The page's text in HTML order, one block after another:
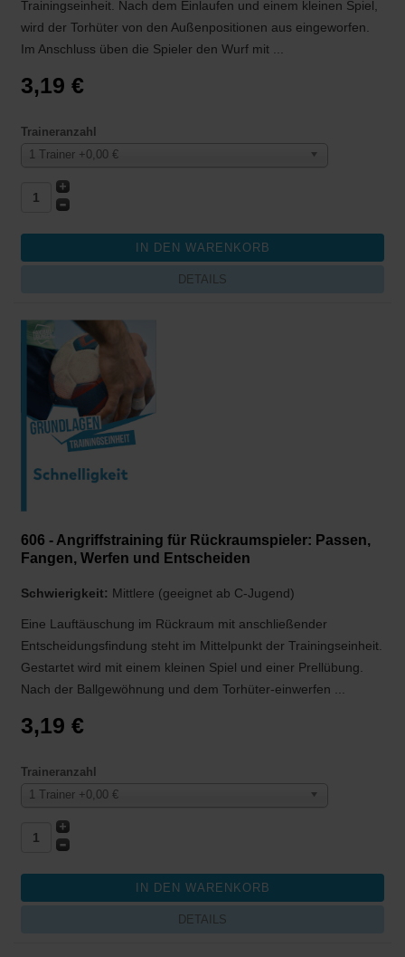
Trainingseinheit. Nach dem Einlaufen und einem kleinen Spiel,
wird der Torhüter von den Außenpositionen aus eingeworfen.
Im Anschluss üben die Spieler den Wurf mit ...
3,19 €
Traineranzahl
1 Trainer +0,00 €
DETAILS
606 - Angriffstraining für Rückraumspieler: Passen,
Fangen, Werfen und Entscheiden
Schwierigkeit: Mittlere (geeignet ab C-Jugend)
Eine Lauftäuschung im Rückraum mit anschließender
Entscheidungsfindung steht im Mittelpunkt der Trainingseinheit.
Gestartet wird mit einem kleinen Spiel und einer Prellübung.
Nach der Ballgewöhnung und dem Torhüter-einwerfen ...
3,19 €
Traineranzahl
1 Trainer +0,00 €
DETAILS